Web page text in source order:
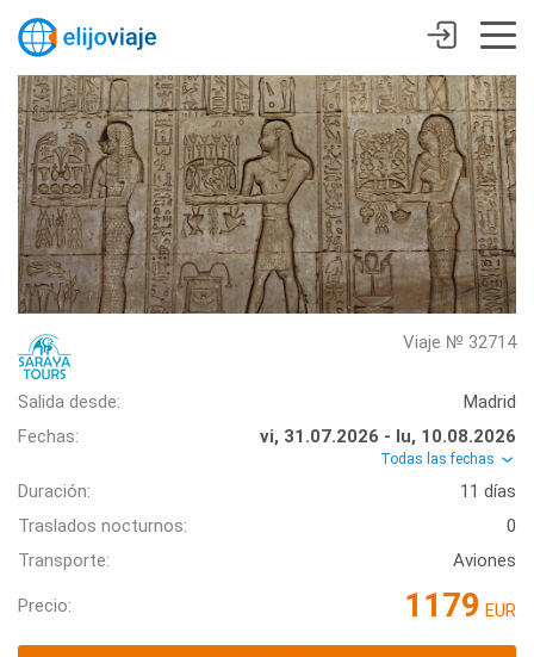
Viaje № 32714
Salida desde:
Madrid
Fechas:
vi, 31.07.2026 - lu, 10.08.2026
Todas las fechas
Duración:
11 días
Traslados nocturnos:
0
Transporte:
Aviones
Precio: 1179 EUR